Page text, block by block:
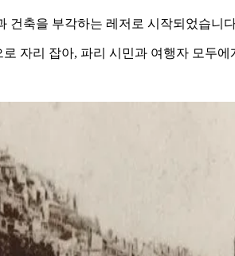
건축을 부각하는 레저로 시작되었습니
자리 잡아, 파리 시민과 여행자 모두